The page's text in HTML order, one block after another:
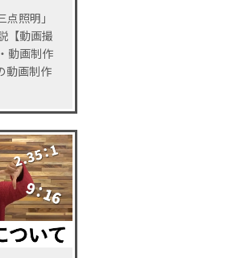
照明」
【動画撮
動画制作
動画制作